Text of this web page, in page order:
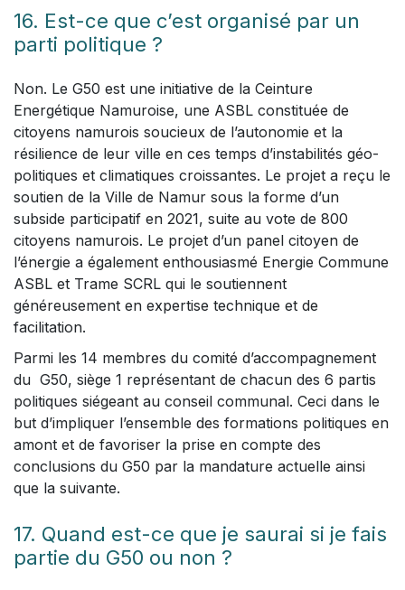
16. Est-ce que c’est organisé par un
parti politique ?
Non. Le G50 est une initiative de la Ceinture
Energétique Namuroise, une ASBL constituée de
citoyens namurois soucieux de l’autonomie et la
résilience de leur ville en ces temps d’instabilités géo-
politiques et climatiques croissantes. Le projet a reçu le
soutien de la Ville de Namur sous la forme d’un
subside participatif en 2021, suite au vote de 800
citoyens namurois. Le projet d’un panel citoyen de
l’énergie a également enthousiasmé Energie Commune
ASBL et Trame SCRL qui le soutiennent
généreusement en expertise technique et de
facilitation.
Parmi les 14 membres du comité d’accompagnement
du G50, siège 1 représentant de chacun des 6 partis
politiques siégeant au conseil communal. Ceci dans le
but d’impliquer l’ensemble des formations politiques en
amont et de favoriser la prise en compte des
conclusions du G50 par la mandature actuelle ainsi
que la suivante.
17. Quand est-ce que je saurai si je fais
partie du G50 ou non ?